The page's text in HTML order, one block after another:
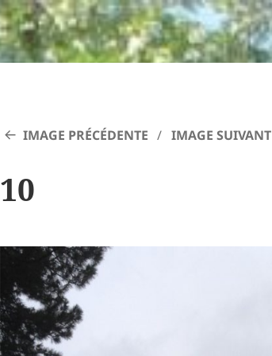
IMAGE PRÉCÉDENTE IMAGE
10